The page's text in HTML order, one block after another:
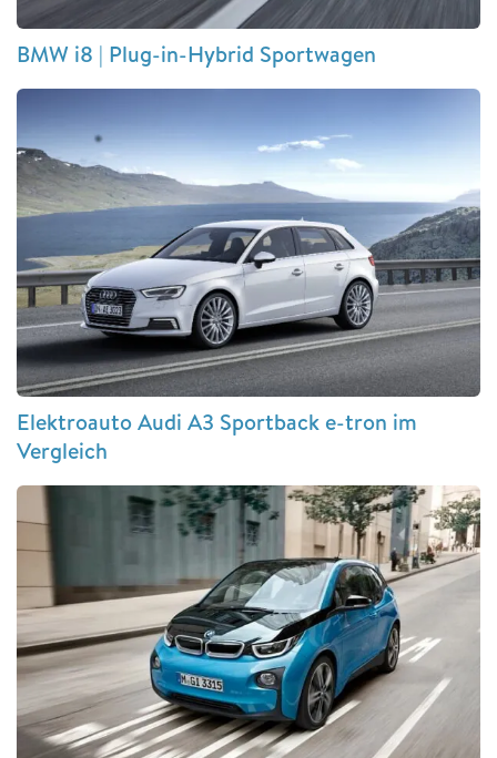
BMW i8 | Plug-in-Hybrid Sportwagen
Elektroauto Audi A3 Sportback e-tron im
Vergleich